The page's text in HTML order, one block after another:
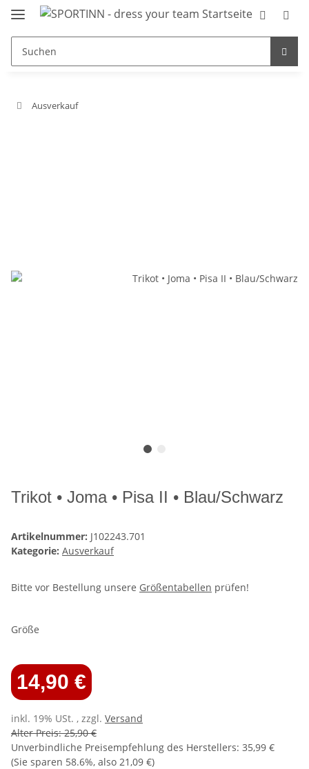
Ausverkauf
Trikot • Joma • Pisa II • Blau/Schwarz
Artikelnummer: J102243.701
Kategorie: Ausverkauf
Bitte vor Bestellung unsere Größentabellen prüfen!
Größe
14,90 €
inkl. 19% USt. , zzgl. Versand
Alter Preis: 25,90 €
Unverbindliche Preisempfehlung des Herstellers: 35,99 €
(Sie sparen 58.6%, also 21,09 €)